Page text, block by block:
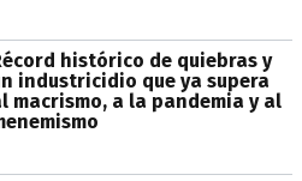
histórico de quiebras y
industricidio que ya supera
macrismo, a la pandemia y al